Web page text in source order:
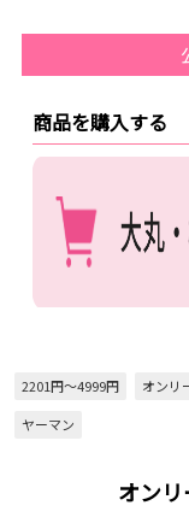
商品を購入する
2201円～4999円 オンリ
ヤーマン
オン